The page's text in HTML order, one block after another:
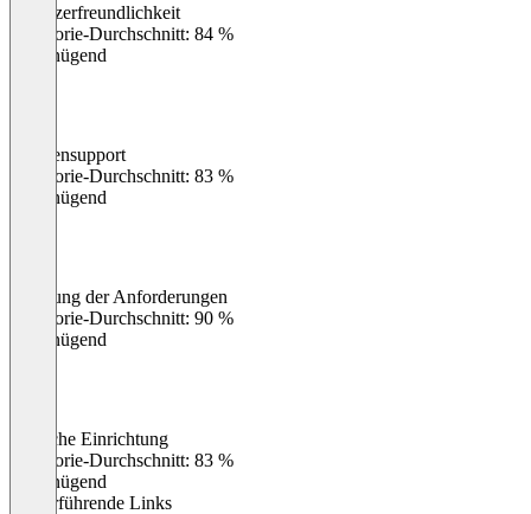
Benutzerfreundlichkeit
Kategorie-Durchschnitt: 84 %
Ungenügend
Kundensupport
Kategorie-Durchschnitt: 83 %
Ungenügend
Erfüllung der Anforderungen
Kategorie-Durchschnitt: 90 %
Ungenügend
Einfache Einrichtung
Kategorie-Durchschnitt: 83 %
Ungenügend
Weiterführende Links